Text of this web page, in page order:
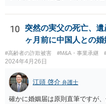
税務署からの行政指導の一環と
応をしたのでしょうか。それで
の対応はありえるかもしれませ
の不備の是正ということになる
いう問題はあるかも知れません
よいかもしれません。
10
突然の実父の死亡、
ヶ月前に中国人との婚
#高齢者の詐欺被害 #M&A・事業承継
2024年4月26日
江頭 啓介 弁護士
確かに婚姻届は原則直筆ですが